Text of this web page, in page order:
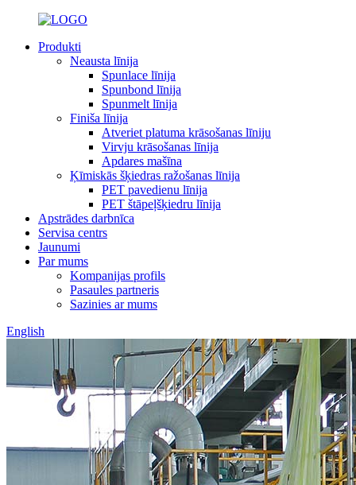
Produkti
Neausta līnija
Spunlace līnija
Spunbond līnija
Spunmelt līnija
Finiša līnija
Atveriet platuma krāsošanas līniju
Virvju krāsošanas līnija
Apdares mašīna
Ķīmiskās šķiedras ražošanas līnija
PET pavedienu līnija
PET štāpeļšķiedru līnija
Apstrādes darbnīca
Servisa centrs
Jaunumi
Par mums
Kompanijas profils
Pasaules partneris
Sazinies ar mums
English